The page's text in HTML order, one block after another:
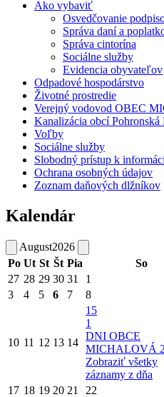
Ako vybaviť
Osvedčovanie
Správa daní a
Správa cintorína
Sociálne služby
Evidencia obyvateľov
Odpadové hospodárstvo
Životné prostredie
Verejný vodovod OBEC
Kanalizácia obcí Pohronská
Voľby
Sociálne služby
Slobodný prístup k
Ochrana osobných údajov
Zoznam daňových dlžníkov
Kalendár
August2026
Po Ut St Št Pia So
27 28 29 30 31 1
3
4 5 6 7 8
10 11 12 13 14
15
1
DNI OBCE
MICHALOVÁ
Zobraziť všetky
záznamy z dňa
17 18 19 20 21 22